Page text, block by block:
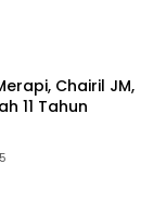
Chairil JM,
11 Tahun